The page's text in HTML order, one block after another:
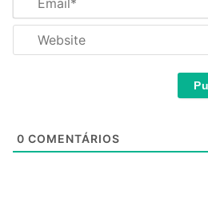
0 COMENTÁRIOS